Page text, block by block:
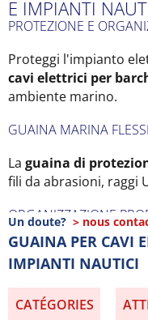
E IMPIANTI
PROTEZIONE E
Proteggi l'impianto
cavi elettrici per
ambiente marino.
GUAINA MARINA
La guaina di
fili da abrasioni, raggi
ORGANIZZAZIONE
Oltre a proteggere, la
consente di
sicuro.
Un doute? > nous
GUAINA PER CAVI
IMPIANTI NAUTICI
CATÉGORIES